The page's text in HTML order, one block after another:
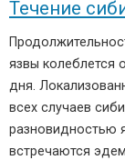
Течение
язвы колеблется
дня.
всех случаев
разновидностью
встречаются